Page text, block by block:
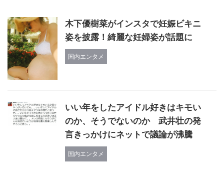
木下優樹菜がインスタで妊娠ビキニ
姿を披露！綺麗な妊婦姿が話題に
国内エンタメ
いい年をしたアイドル好きはキモい
のか、そうでないのか 武井壮の発
言きっかけにネットで議論が沸騰
国内エンタメ